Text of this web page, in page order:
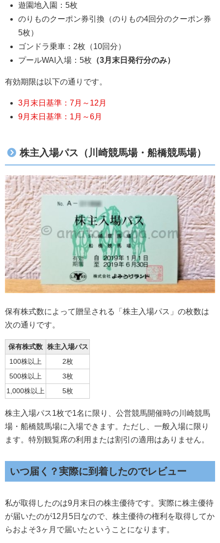
遊園地入園：5枚
のりものクーポン券引換（のりもの4回分のクーポン券
5枚）
ゴンドラ乗車：2枚（10回分）
プールWAI入場：5枚 （3月末日発行分のみ）
有効期限は以下の通りです。
3月末日基準：7月～12月
9月末日基準：1月～6月
株主入場パス（川崎競馬場・船橋競馬場）
保有株式数によって贈呈される「株主入場パス」の枚数は
次の通りです。
保有株式数 株主入場パス
100株以上
2枚
500株以上
3枚
1,000株以上
5枚
株主入場パス1枚で1名に限り、公営競馬開催時の川崎競馬
場・船橋競馬場に入場できます。ただし、一般入場に限り
ます。特別観覧席の利用または割引の適用はありません。
いつ届く？実際に到着したのでレビュー
私が取得したのは9月末日の株主優待です。実際に株主優待
が届いたのが12月5日なので、株主優待の権利を取得してか
らおよそ3ヶ月で届いたということになります。